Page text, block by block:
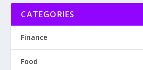
CATEGORIES
Finance
Food